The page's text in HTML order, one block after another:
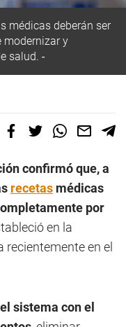
médicas deberán ser
modernizar y
salud.
confirmó que, a
recetas médicas
por
en la
recientemente en el
sistema con el